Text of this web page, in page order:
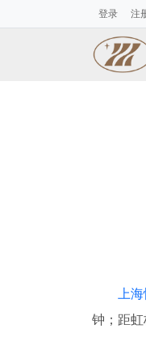
登录 注
上
钟；距虹